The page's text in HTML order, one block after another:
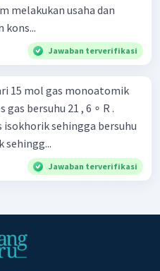
kons...
Jawaban terverifikasi
15 mol gas monoatomik
bersuhu 21 , 6 ∘ R .
sehingga bersuhu
sehingg...
Jawaban terverifikasi